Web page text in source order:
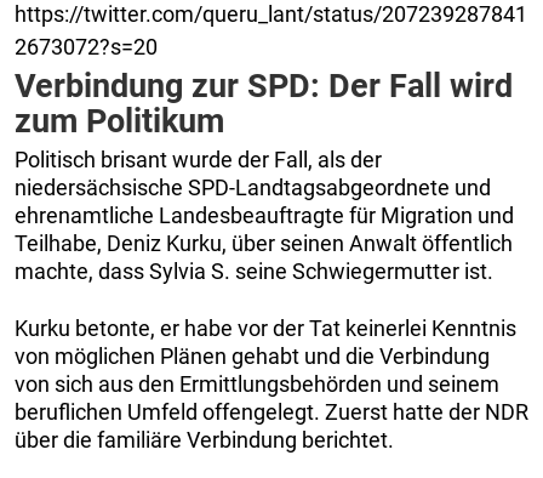
https://twitter.com/queru_lant/status/207239287841
2673072?s=20
Verbindung zur SPD: Der Fall wird
zum Politikum
Politisch brisant wurde der Fall, als der
niedersächsische SPD-Landtagsabgeordnete und
ehrenamtliche Landesbeauftragte für Migration und
Teilhabe, Deniz Kurku, über seinen Anwalt öffentlich
machte, dass Sylvia S. seine Schwiegermutter ist.
Kurku betonte, er habe vor der Tat keinerlei Kenntnis
von möglichen Plänen gehabt und die Verbindung
von sich aus den Ermittlungsbehörden und seinem
beruflichen Umfeld offengelegt. Zuerst hatte der NDR
über die familiäre Verbindung berichtet.